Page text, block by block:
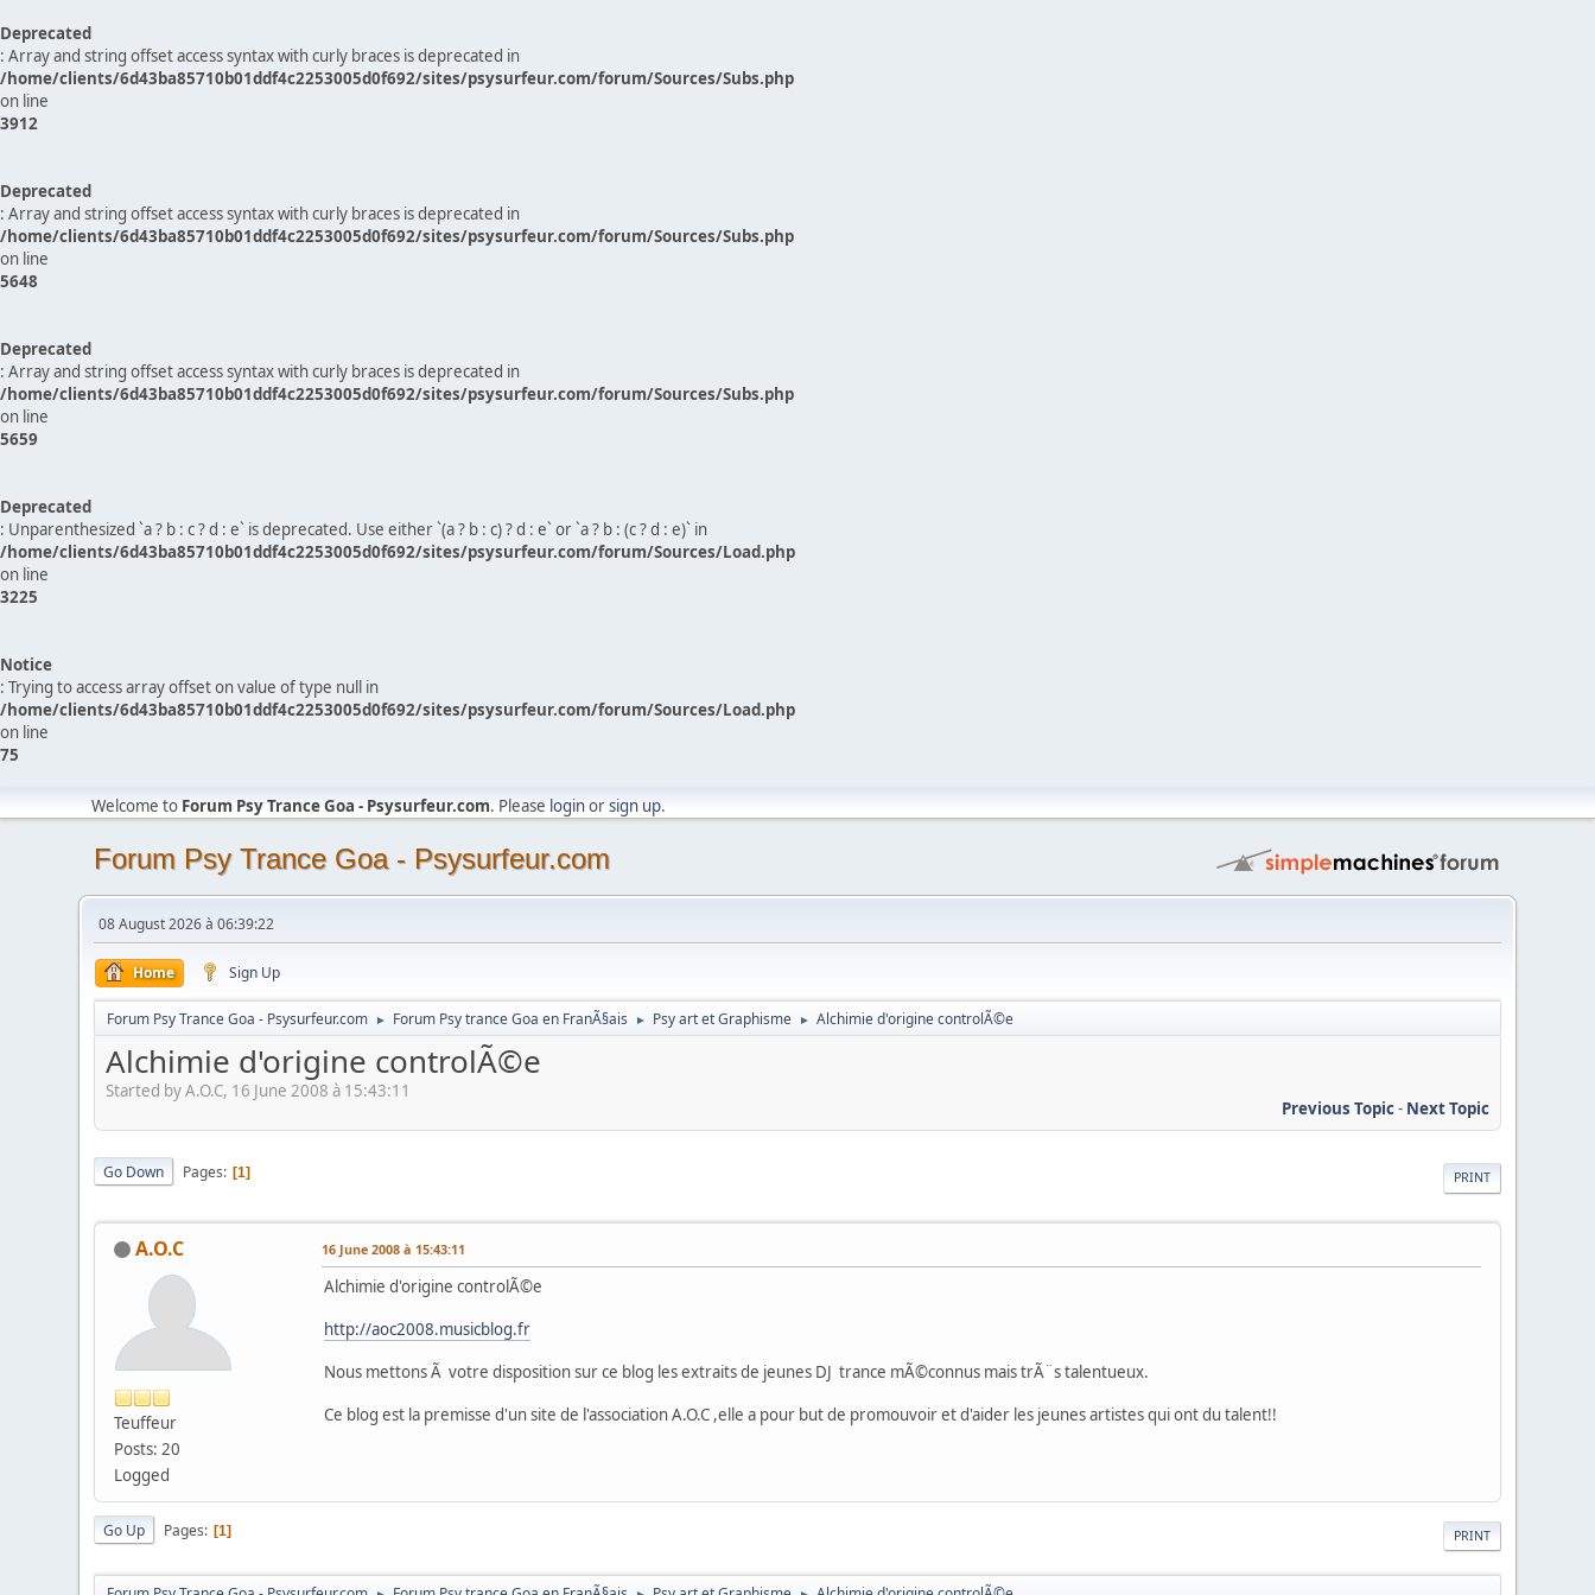
Deprecated
: Array and string offset access syntax with curly braces is deprecated in
/home/clients/6d43ba85710b01ddf4c2253005d0f692/sites/psysurfeur.com/forum/Sources/Subs.php
on line
3912
Deprecated
: Array and string offset access syntax with curly braces is deprecated in
/home/clients/6d43ba85710b01ddf4c2253005d0f692/sites/psysurfeur.com/forum/Sources/Subs.php
on line
5648
Deprecated
: Array and string offset access syntax with curly braces is deprecated in
/home/clients/6d43ba85710b01ddf4c2253005d0f692/sites/psysurfeur.com/forum/Sources/Subs.php
on line
5659
Deprecated
: Unparenthesized `a ? b : c ? d : e` is deprecated. Use either `(a ? b : c) ? d : e` or `a ? b : (c ? d : e)` in
/home/clients/6d43ba85710b01ddf4c2253005d0f692/sites/psysurfeur.com/forum/Sources/Load.php
on line
3225
Notice
: Trying to access array offset on value of type null in
/home/clients/6d43ba85710b01ddf4c2253005d0f692/sites/psysurfeur.com/forum/Sources/Load.php
on line
75
Welcome to Forum Psy Trance Goa - Psysurfeur.com. Please loginorsign up.
Forum Psy Trance Goa - Psysurfeur.com
08 August 2026 à 06:39:22
Home Sign Up
Forum Psy Trance Goa - Psysurfeur.com ► Forum Psy trance Goa en FranÃ§ais ► Psy art et Graphisme ► Alchimie d'origine controlÃ©e
Alchimie d'origine controlÃ©e
Started by A.O.C, 16 June 2008 à 15:43:11
Previous Topic- Next Topic
PRINT
Go Down Pages 1
A.O.C
Teuffeur
Posts: 20
Logged
16 June 2008 à 15:43:11
Alchimie d'origine controlÃ©e
http://aoc2008.musicblog.fr
Nous mettons Ã votre disposition sur ce blog les extraits de jeunes DJ trance mÃ©connus mais trÃ¨s talentueux.
Ce blog est la premisse d'un site de l'association A.O.C ,elle a pour but de promouvoir et d'aider les jeunes artistes qui ont du talent!!
PRINT
Go Up Pages 1